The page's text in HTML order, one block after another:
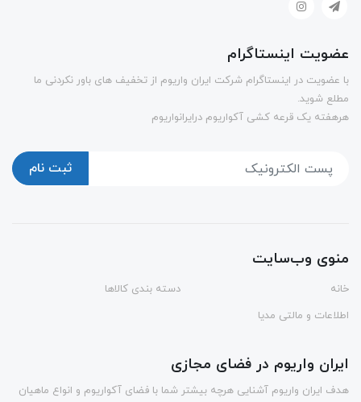
عضویت اینستاگرام
با عضویت در اینستاگرام شرکت ایران واریوم از تخفیف های باور نکردنی ما
مطلع شوید.
هرهفته یک قرعه کشی آکواریوم درایرانواریوم
ثبت نام
منوی وب‌سایت
خانه
دسته بندی کالاها
اطلاعات و مالتی مدیا
ایران واریوم در فضای مجازی
هدف ایران واریوم آشنایی هرچه بیشتر شما با فضای آکواریوم و انواع ماهیان